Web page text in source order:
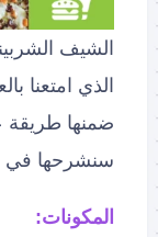
الشيف
الذي امتعنا
ضمنها طريقة
سنشرحها في
المكونات: